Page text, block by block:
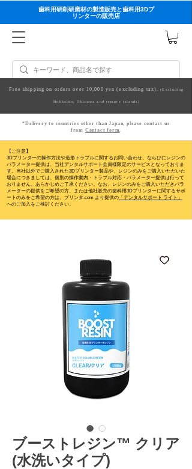
歯科用研削研磨材の製造販売と歯科用3Dプ
リンターの販売店
Free shipping on orders over 10,000 yen (excluding tax). (Excluding
Hokkaido, Okinawa and remote islands)
*Delivery to countries other than Japan, please contact us
from Contact form.
【ご注意】
3Dプリンターの操作方法や造形トラブルに関するお問い合わせ、ならびにレジンの
パラメーター提供は、当社デンタルサポート会員様限定のサービスとなっておりま
す。当社以外でご購入された3Dプリンター製品や、レジンのみをご購入いただいた
場合につきましては、個別の操作案内・トラブル対応・パラメーター提供は行って
おりません。 あらかじめご了承ください。なお、レジンのみをご購入いただきパラ
メーターの提供をご希望の方、または他社販売の歯科用3Dプリンターに関するサポ
ートのみをご希望の方は、プリンタ.com より提供の 「デンタルサポート ライト」
へのご加入をご検討ください。
ブーストレジン™ クリア
(水洗いタイプ)